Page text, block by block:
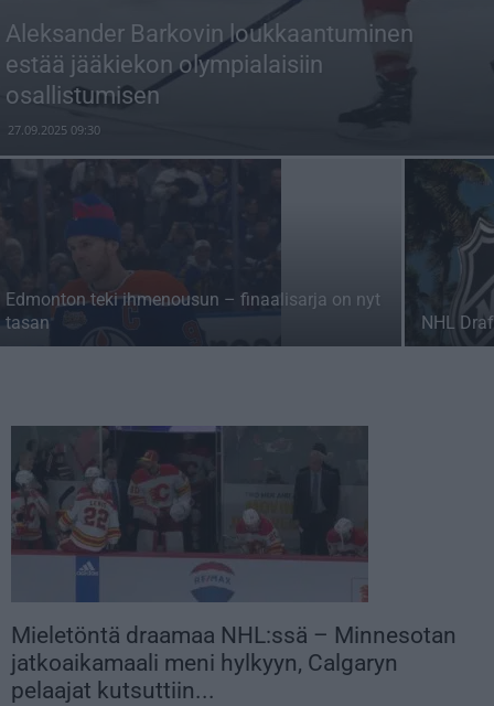
Aleksander Barkovin loukkaantuminen
estää jääkiekon olympialaisiin
osallistumisen
27.09.2025 09:30
Edmonton teki ihmenousun – finaalisarja on nyt
tasan
NHL
Mieletöntä draamaa NHL:ssä – Minnesotan
jatkoaikamaali meni hylkyyn, Calgaryn
pelaajat kutsuttiin...